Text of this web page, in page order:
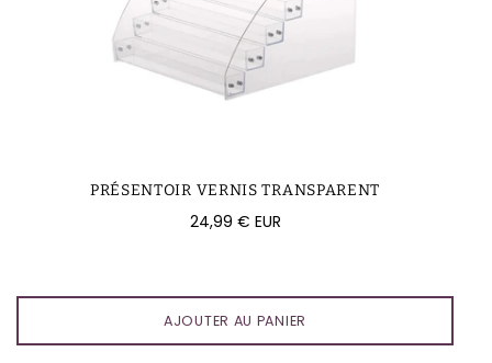
PRÉSENTOIR VERNIS TRANSPARENT
Prix
24,99 € EUR
AJOUTER AU PANIER